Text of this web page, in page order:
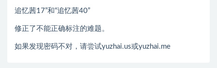
追忆茜17”和“追忆茜40”
修正了不能正确标注的难题。
如果发现密码不对，请尝试yuzhai.us或yuzhai.me